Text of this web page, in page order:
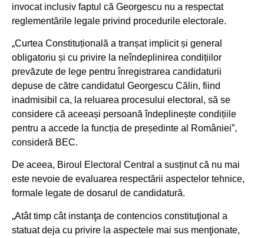
invocat inclusiv faptul că Georgescu nu a respectat
reglementările legale privind procedurile electorale.
„Curtea Constituțională a tranșat implicit și general
obligatoriu și cu privire la neîndeplinirea condițiilor
prevăzute de lege pentru înregistrarea candidaturii
depuse de către candidatul Georgescu Călin, fiind
inadmisibil ca, la reluarea procesului electoral, să se
considere că aceeași persoană îndeplinește condițiile
pentru a accede la funcția de președinte al României”,
consideră BEC.
De aceea, Biroul Electoral Central a susținut că nu mai
este nevoie de evaluarea respectării aspectelor tehnice,
formale legate de dosarul de candidatură.
„Atât timp cât instanţa de contencios constituţional a
statuat deja cu privire la aspectele mai sus menţionate,